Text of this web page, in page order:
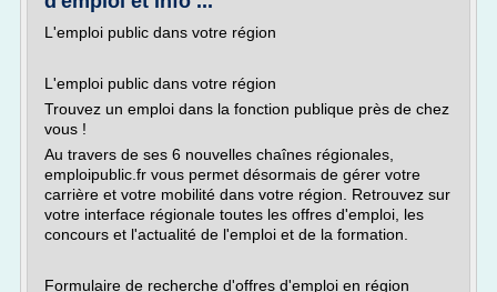
L'emploi public dans votre région
L'emploi public dans votre région
Trouvez un emploi dans la fonction publique près de chez
vous !
Au travers de ses 6 nouvelles chaînes régionales,
emploipublic.fr vous permet désormais de gérer votre
carrière et votre mobilité dans votre région. Retrouvez sur
votre interface régionale toutes les offres d'emploi, les
concours et l'actualité de l'emploi et de la formation.
Formulaire de recherche d'offres d'emploi en région